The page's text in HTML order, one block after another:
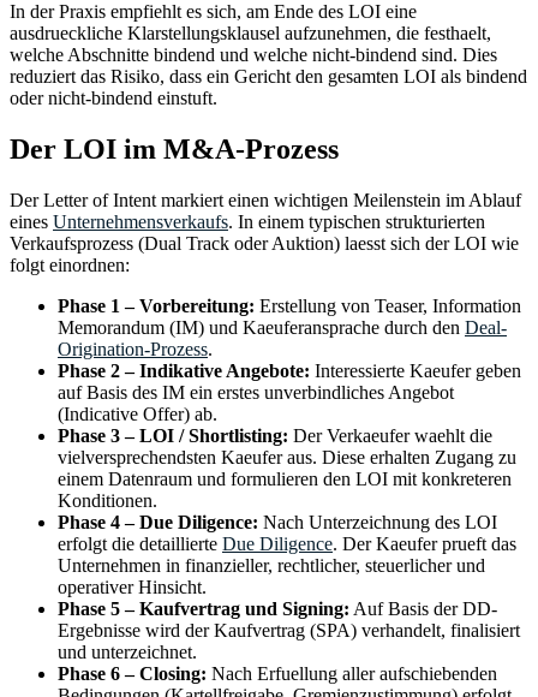
In der Praxis empfiehlt es sich, am Ende des LOI eine
ausdrueckliche Klarstellungsklausel aufzunehmen, die festhaelt,
welche Abschnitte bindend und welche nicht-bindend sind. Dies
reduziert das Risiko, dass ein Gericht den gesamten LOI als bindend
oder nicht-bindend einstuft.
Der LOI im M&A-Prozess
Der Letter of Intent markiert einen wichtigen Meilenstein im Ablauf
eines Unternehmensverkaufs. In einem typischen strukturierten
Verkaufsprozess (Dual Track oder Auktion) laesst sich der LOI wie
folgt einordnen:
Phase 1 – Vorbereitung: Erstellung von Teaser, Information
Memorandum (IM) und Kaeuferansprache durch den Deal-
Origination-Prozess.
Phase 2 – Indikative Angebote: Interessierte Kaeufer geben
auf Basis des IM ein erstes unverbindliches Angebot
(Indicative Offer) ab.
Phase 3 – LOI / Shortlisting: Der Verkaeufer waehlt die
vielversprechendsten Kaeufer aus. Diese erhalten Zugang zu
einem Datenraum und formulieren den LOI mit konkreteren
Konditionen.
Phase 4 – Due Diligence: Nach Unterzeichnung des LOI
erfolgt die detaillierte Due Diligence. Der Kaeufer prueft das
Unternehmen in finanzieller, rechtlicher, steuerlicher und
operativer Hinsicht.
Phase 5 – Kaufvertrag und Signing: Auf Basis der DD-
Ergebnisse wird der Kaufvertrag (SPA) verhandelt, finalisiert
und unterzeichnet.
Phase 6 – Closing: Nach Erfuellung aller aufschiebenden